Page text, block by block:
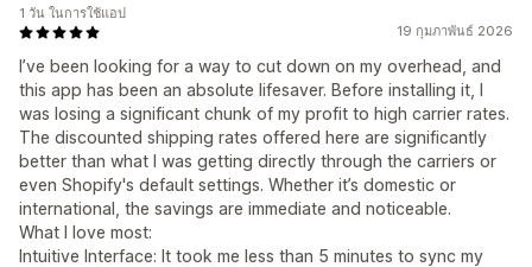
19 กุมภาพันธ์ 2026
I’ve been looking for a way to cut down on my overhead, and
this app has been an absolute lifesaver. Before installing it, I
was losing a significant chunk of my profit to high carrier rates.
The discounted shipping rates offered here are significantly
better than what I was getting directly through the carriers or
even Shopify's default settings. Whether it’s domestic or
international, the savings are immediate and noticeable.
What I love most:
Intuitive Interface: It took me less than 5 minutes to sync my
1 วัน ในการใช้แอป